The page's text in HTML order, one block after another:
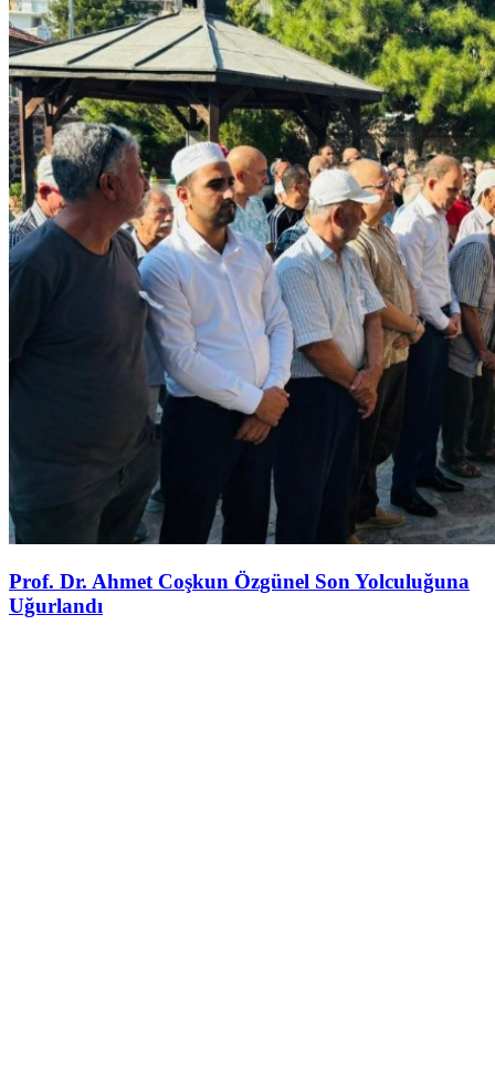
Prof. Dr. Ahmet Coşkun Özgünel Son Yolculuğuna
Uğurlandı